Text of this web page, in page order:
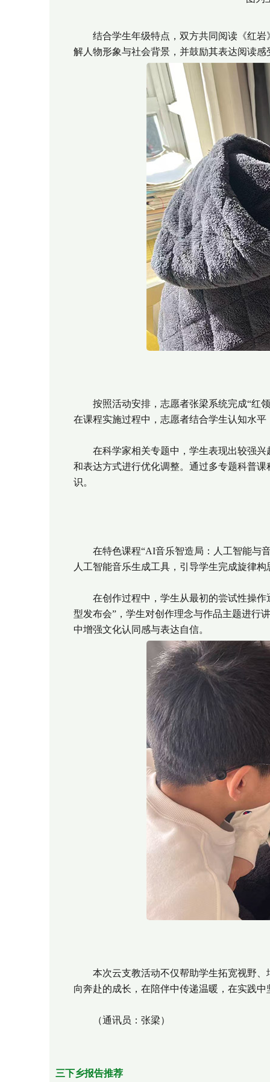
结合学生年级特点，双方共同阅读《红岩
解人物形象与社会背景，并鼓励其表达阅读
按照活动安排，志愿者张梁系统完成“红领
在课程实施过程中，志愿者结合学生认知水
在科学家相关专题中，学生表现出较强兴
和表达方式进行优化调整。通过多专题科普
识。
在特色课程“AI音乐智造局：人工智能与音
人工智能音乐生成工具，引导学生完成旋律构
在创作过程中，学生从最初的尝试性操作
型发布会”，学生对创作理念与作品主题进行
中增强文化认同感与表达自信。
本次云支教活动不仅帮助学生拓宽视野、
向奔赴的成长，在陪伴中传递温暖，在实践
（通讯员：张梁）
三下乡报告推荐